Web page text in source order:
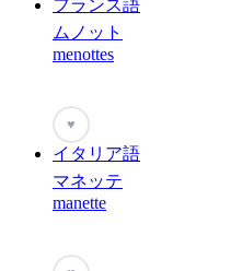
フランス語
ムノット
menottes
♥
イタリア語
マネッテ
manette